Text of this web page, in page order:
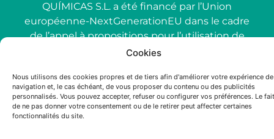
Cookies
Nous utilisons des cookies propres et de tiers afin d'améliorer votre expérience de
navigation et, le cas échéant, de vous proposer du contenu ou des publicités
personnalisés. Vous pouvez accepter, refuser ou configurer vos préférences. Le fait
de ne pas donner votre consentement ou de le retirer peut affecter certaines
fonctionnalités du site.
QUÍMICAS S.L. a été financé par l’Union
européenne-NextGenerationEU dans le cadre
de l’appel à propositions pour l’utilisation de
l’intelligence artificielle (IA) appliquée à
2025 ECOSOLUTIONS CHIMIQUES